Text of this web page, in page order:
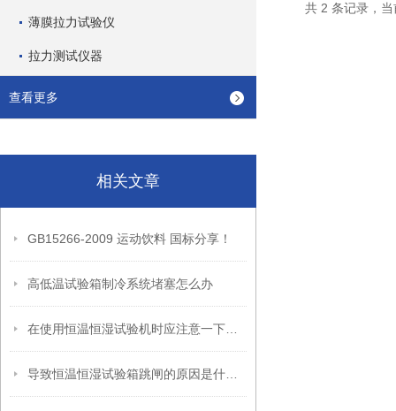
薄膜拉力试验仪
拉力测试仪器
查看更多
相关文章
GB15266-2009 运动饮料 国标分享！
高低温试验箱制冷系统堵塞怎么办
共 2 条记录，